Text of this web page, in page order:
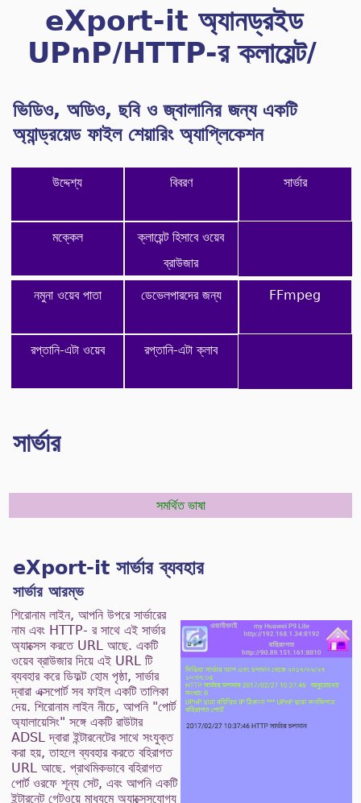
eXport-it অ্যানড্রইড
UPnP/HTTP-র ক্লায়েন্ট/
ভিডিও, অডিও, ছবি ও জ্বালানির জন্য একটি
অ্যান্ড্রয়েড ফাইল শেয়ারিং অ্যাপ্লিকেশন
উদ্দেশ্য বিবরণ সার্ভার
মক্কেল
ক্লায়েন্ট হিসাবে ওয়েব
ব্রাউজার
নমুনা ওয়েব পাতা ডেভেলপারদের জন্য FFmpeg
রপ্তানি-এটা ওয়েব রপ্তানি-এটা ক্লাব
সার্ভার
সমর্থিত ভাষা
eXport-it সার্ভার ব্যবহার
সার্ভার আরম্ভ
শিরোনাম লাইন, আপনি উপরে সার্ভারের
নাম এবং HTTP- র সাথে এই সার্ভার
অ্যাক্সেস করতে URL আছে. একটি
ওয়েব ব্রাউজার দিয়ে এই URL টি
ব্যবহার করে ডিফল্ট হোম পৃষ্ঠা, সার্ভার
দ্বারা এক্সপোর্ট সব ফাইল একটি তালিকা
দেয়. শিরোনাম লাইন নীচে, আপনি "পোর্ট
অ্যালায়েসিং" সঙ্গে একটি রাউটার
ADSL দ্বারা ইন্টারনেটের সাথে সংযুক্ত
করা হয়, তাহলে ব্যবহার করতে বহিরাগত
URL আছে. প্রাথমিকভাবে বহিরাগত
পোর্ট ওরফে শূন্য সেট, এবং আপনি একটি
ইন্টারনেট গেটওয়ে মাধ্যমে অ্যাক্সেসযোগ্য